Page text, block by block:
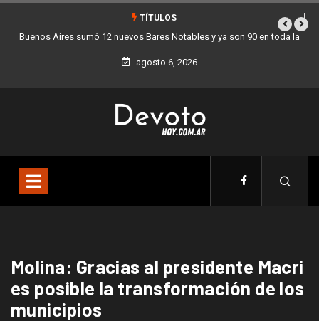
TÍTULOS
Aires sumó 12 nuevos Bares Notables y ya son 90 en toda la
Ciudad
Los
agosto 6, 2026
Molina: Gracias al presidente Macri
es posible la transformación de los
municipios